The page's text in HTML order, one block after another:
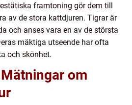
framtoning gör dem till
av de stora kattdjuren. Tigrar är
och anses vara en av de största
mäktiga utseende har ofta
och skönhet.
om